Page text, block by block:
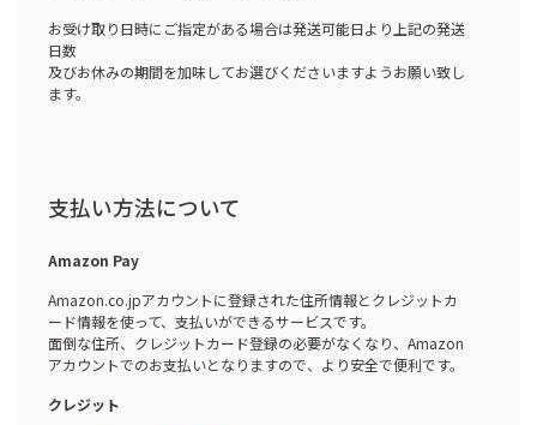
お受け取り日時にご指定がある場合は発送可能日より上記の発送
日数
及びお休みの期間を加味してお選びくださいますようお願い致し
ます。
支払い方法について
Amazon Pay
Amazon.co.jpアカウントに登録された住所情報とクレジットカ
ード情報を使って、支払いができるサービスです。
面倒な住所、クレジットカード登録の必要がなくなり、Amazon
アカウントでのお支払いとなりますので、より安全で便利です。
クレジット